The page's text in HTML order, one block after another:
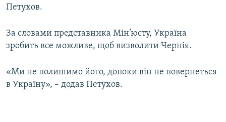
Усі сайти RFE/RL
Петухов.
За словами представника Мін’юсту, Україна
зробить все можливе, щоб визволити Чернія.
«Ми не полишимо його, допоки він не повернеться
в Україну», – додав Петухов.